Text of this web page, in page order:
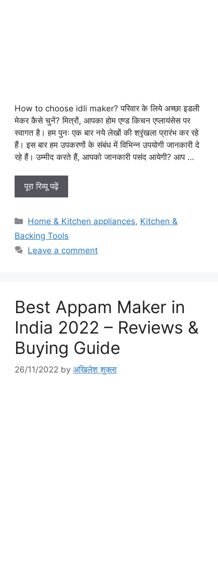
How to choose idli maker? परिवार के लिये अच्छा इडली
मेकर कैसे चुनें? मित्रों, आपका होम एण्ड किचन एप्लायंसेस पर
स्वागत है। हम पुनः एक बार नये लेखों की श्रृंखला प्रारंभ कर रहे
हैं। इस बार हम उपकरणों के संबंध में विभिन्न उपयोगी जानकारी दे
रहे हैं। उम्मीद करते हैं, आपको जानकारी पसंद आयेगी? आप …
पूरा रिव्यू पढ़ें
Categories
Home & Kitchen appliances, Kitchen &
Backing Tools
Leave a comment
Best Appam Maker in
India 2022 – Reviews &
Buying Guide
26/11/2022 by अखिलेश शुक्ला